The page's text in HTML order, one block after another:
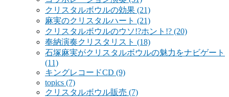
クリスタルボウルの効果 (21)
麻実のクリスタルハート (21)
クリスタルボウルのウソ!?ホント!? (20)
奉納演奏クリスタリスト (18)
石塚麻実がクリスタルボウルの魅力をナビゲート
(11)
キングレコードCD (9)
topics (7)
クリスタルボウル販売 (7)